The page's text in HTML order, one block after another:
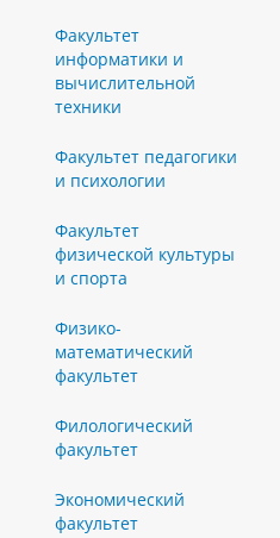
Факультет
информатики и
вычислительной
техники
Факультет педагогики
и психологии
Факультет
физической культуры
и спорта
Физико-
математический
факультет
Филологический
факультет
Экономический
факультет